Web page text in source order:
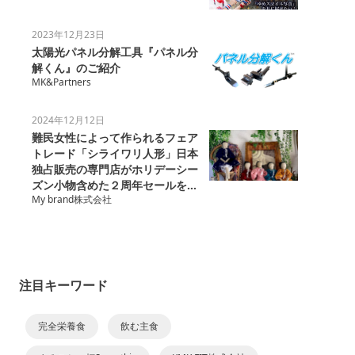
2023年12月23日
太陽光パネル分解工具『パネル分
解くん』のご紹介
MK&Partners
2024年12月12日
難民女性によって作られるフェア
トレード「シライワリ人形」日本
独占販売の専門店がホリデーシー
ズン小物含めた２周年セールを開
催
My brand株式会社
注目キーワード
完全栄養食 飲む主食